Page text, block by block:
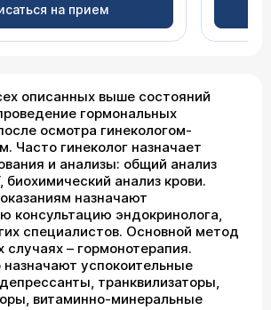
на прием
описанных выше состояний
гормональных
осмотра гинекологом-
Часто гинеколог назначает
и анализы: общий анализ
биохимический анализ крови.
назначают
консультацию эндокринолога,
специалистов. Основной метод
случаях – гормонотерапия.
успокоительные
транквилизаторы,
витаминно-минеральные